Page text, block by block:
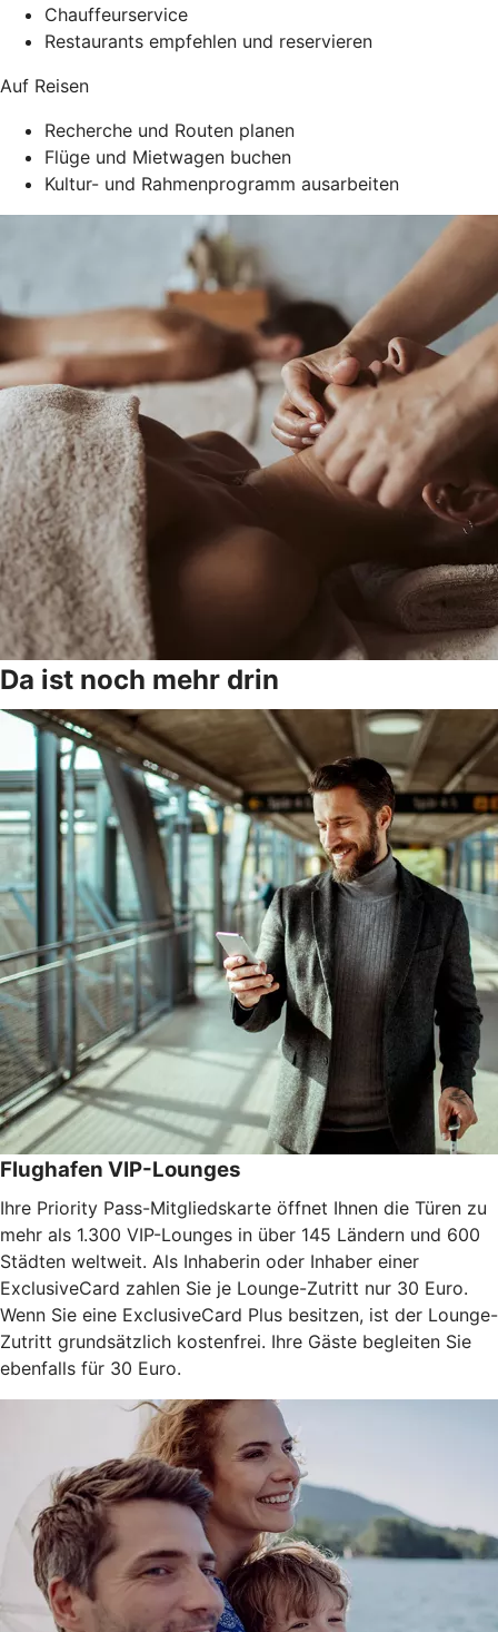
Chauffeurservice
Restaurants empfehlen und reservieren
Auf Reisen
Recherche und Routen planen
Flüge und Mietwagen buchen
Kultur- und Rahmenprogramm ausarbeiten
Da ist noch mehr drin
Flughafen VIP-Lounges
Ihre Priority Pass-Mitgliedskarte öffnet Ihnen die Türen zu
mehr als 1.300 VIP-Lounges in über 145 Ländern und 600
Städten weltweit. Als Inhaberin oder Inhaber einer
ExclusiveCard zahlen Sie je Lounge-Zutritt nur 30 Euro.
Wenn Sie eine ExclusiveCard Plus besitzen, ist der Lounge-
Zutritt grundsätzlich kostenfrei. Ihre Gäste begleiten Sie
ebenfalls für 30 Euro.